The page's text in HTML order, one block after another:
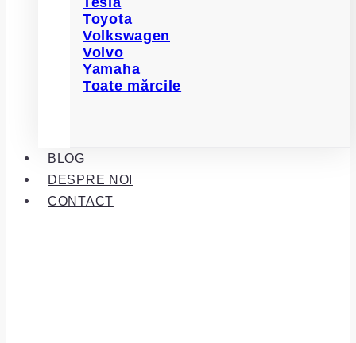
Toyota
Volkswagen
Volvo
Yamaha
Toate mărcile
BLOG
DESPRE NOI
CONTACT